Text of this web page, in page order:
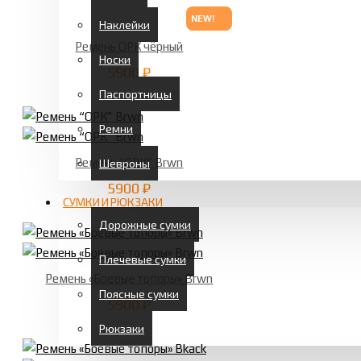
Наклейки
Носки
Паспортницы
Ремни
Шевроны
СУМКИ И РЮКЗАКИ
Дорожные сумки
Плечевые сумки
Поясные сумки
Рюкзаки
NEW!
Ремень ОРК чёрный
5900 ₽
Ремень “ОРК” Brwn
5900 ₽
Ремень «Боевые топоры» Brwn
5900 ₽